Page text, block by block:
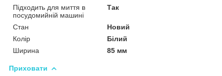
Підходить для миття в
посудомийній машині
Так
Стан
Новий
Колір
Білий
Ширина
85 мм
Приховати